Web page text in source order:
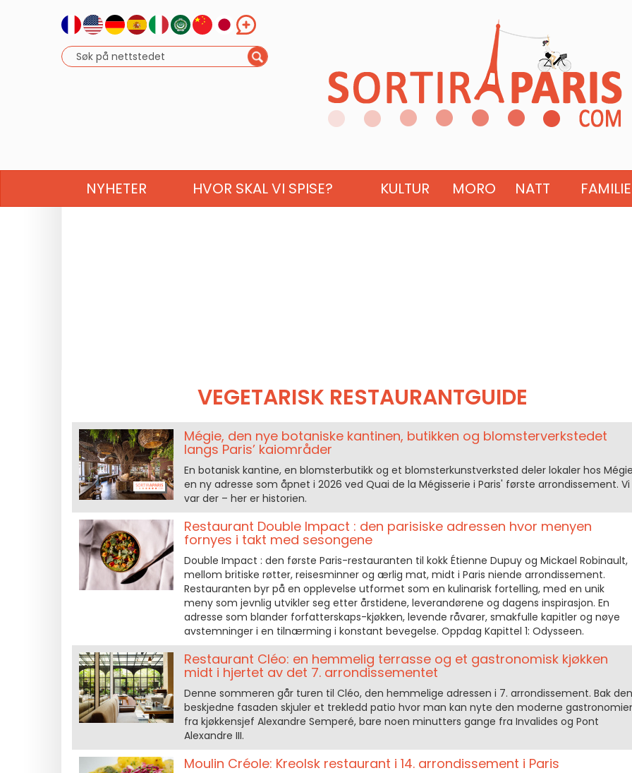
NYHETER HVOR SKAL VI SPISE? KULTUR MORO NATT FAMILIE
VEGETARISK RESTAURANTGUIDE
Mégie, den nye botaniske kantinen, butikken og blomsterverkstedet
langs Paris’ kaiområder
En botanisk kantine, en blomsterbutikk og et blomsterkunstverksted deler lokaler hos
en ny adresse som åpnet i 2026 ved Quai de la Mégisserie i Paris' første arrondissement. Vi
var der – her er historien.
Restaurant Double Impact : den parisiske adressen hvor menyen
fornyes i takt med sesongene
Double Impact : den første Paris-restauranten til kokk Étienne Dupuy og Mickael Robinault,
mellom britiske røtter, reisesminner og ærlig mat, midt i Paris niende arrondissement.
Restauranten byr på en opplevelse utformet som en kulinarisk fortelling, med en unik
meny som jevnlig utvikler seg etter årstidene, leverandørene og dagens inspirasjon. En
adresse som blander forfatterskaps-kjøkken, levende råvarer, smakfulle kapitler og nøye
avstemninger i en tilnærming i konstant bevegelse. Oppdag Kapittel 1: Odysseen.
Restaurant Cléo: en hemmelig terrasse og et gastronomisk kjøkken
midt i hjertet av det 7. arrondissementet
Denne sommeren går turen til Cléo, den hemmelige adressen i 7. arrondissement. Bak den
beskjedne fasaden skjuler et trekledd patio hvor man kan nyte den moderne
fra kjøkkensjef Alexandre Semperé, bare noen minutters gange fra Invalides og Pont
Alexandre III.
Moulin Créole: Kreolsk restaurant i 14. arrondissement i Paris